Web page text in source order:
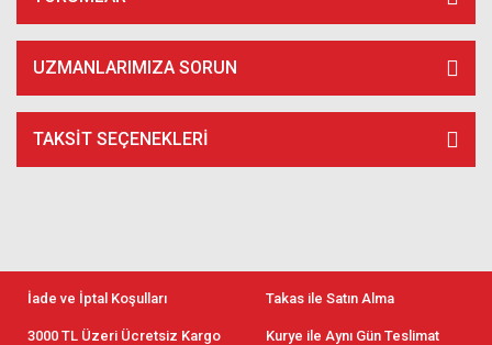
UZMANLARIMIZA SORUN
TAKSIT SEÇENEKLERI
İade ve İptal Koşulları Takas ile Satın Alma
3000 TL Üzeri Ücretsiz Kargo Kurye ile Aynı Gün Teslimat